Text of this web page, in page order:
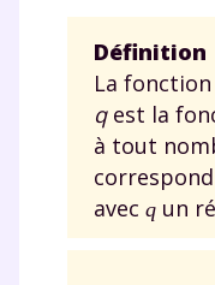
Définition
La
qest la
à tout
avec q un